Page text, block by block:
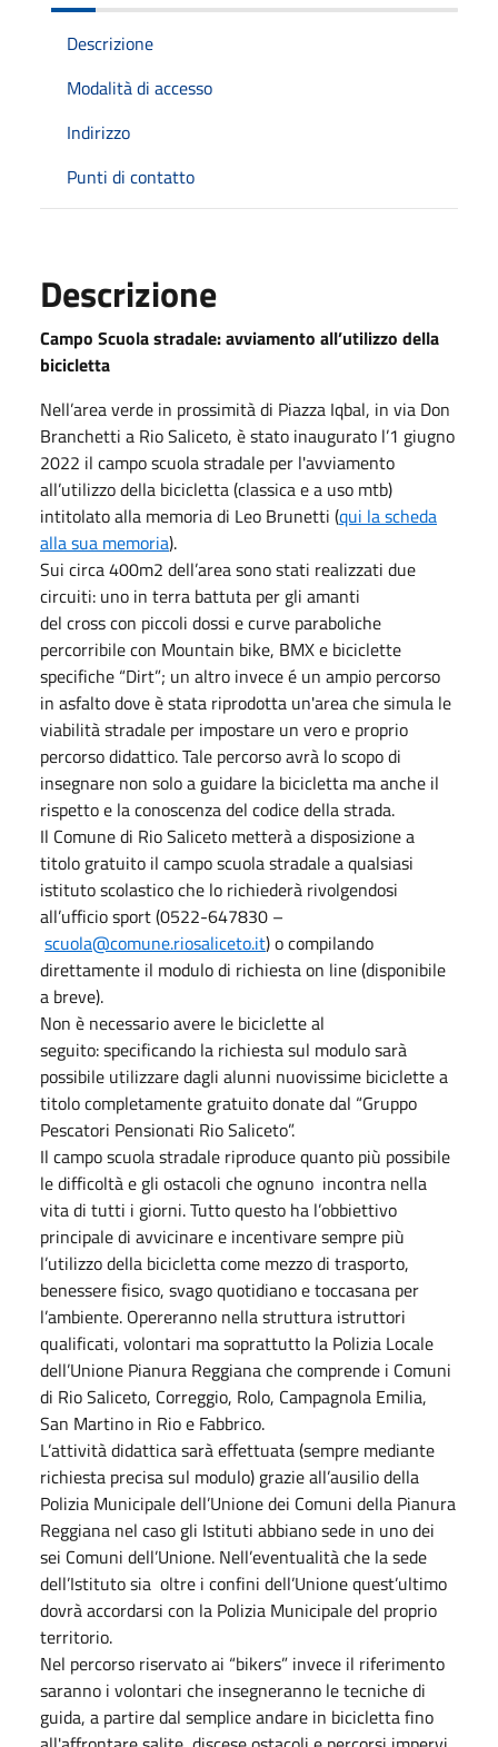
Descrizione
Modalità di accesso
Indirizzo
Punti di contatto
Descrizione
Campo Scuola stradale: avviamento all’utilizzo della
bicicletta
Nell’area verde in prossimità di Piazza Iqbal, in via Don
Branchetti a Rio Saliceto, è stato inaugurato l’1 giugno
2022 il campo scuola stradale per l'avviamento
all’utilizzo della bicicletta (classica e a uso mtb)
intitolato alla memoria di Leo Brunetti (qui la scheda
alla sua memoria).
Sui circa 400m2 dell’area sono stati realizzati due
circuiti: uno in terra battuta per gli amanti
del cross con piccoli dossi e curve paraboliche
percorribile con Mountain bike, BMX e biciclette
specifiche “Dirt”; un altro invece é un ampio percorso
in asfalto dove è stata riprodotta un'area che simula le
viabilità stradale per impostare un vero e proprio
percorso didattico. Tale percorso avrà lo scopo di
insegnare non solo a guidare la bicicletta ma anche il
rispetto e la conoscenza del codice della strada.
Il Comune di Rio Saliceto metterà a disposizione a
titolo gratuito il campo scuola stradale a qualsiasi
istituto scolastico che lo richiederà rivolgendosi
all’ufficio sport (0522-647830 –
scuola@comune.riosaliceto.it) o compilando
direttamente il modulo di richiesta on line (disponibile
a breve).
Non è necessario avere le biciclette al
seguito: specificando la richiesta sul modulo sarà
possibile utilizzare dagli alunni nuovissime biciclette a
titolo completamente gratuito donate dal “Gruppo
Pescatori Pensionati Rio Saliceto”.
Il campo scuola stradale riproduce quanto più possibile
le difficoltà e gli ostacoli che ognuno incontra nella
vita di tutti i giorni. Tutto questo ha l’obbiettivo
principale di avvicinare e incentivare sempre più
l’utilizzo della bicicletta come mezzo di trasporto,
benessere fisico, svago quotidiano e toccasana per
l’ambiente. Opereranno nella struttura istruttori
qualificati, volontari ma soprattutto la Polizia Locale
dell’Unione Pianura Reggiana che comprende i Comuni
di Rio Saliceto, Correggio, Rolo, Campagnola Emilia,
San Martino in Rio e Fabbrico.
L’attività didattica sarà effettuata (sempre mediante
richiesta precisa sul modulo) grazie all’ausilio della
Polizia Municipale dell’Unione dei Comuni della Pianura
Reggiana nel caso gli Istituti abbiano sede in uno dei
sei Comuni dell’Unione. Nell’eventualità che la sede
dell’Istituto sia oltre i confini dell’Unione quest’ultimo
dovrà accordarsi con la Polizia Municipale del proprio
territorio.
Nel percorso riservato ai “bikers” invece il riferimento
saranno i volontari che insegneranno le tecniche di
guida, a partire dal semplice andare in bicicletta fino